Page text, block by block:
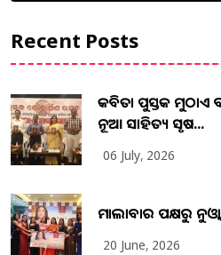
Recent Posts
କବିତା ପୁସ୍ତକ ମୁଠାଏ
ନୂଆ ସାହିତ୍ୟ ସୃଷ...
06 July, 2026
ମାଲାବାର ପକ୍ଷରୁ
20 June, 2026